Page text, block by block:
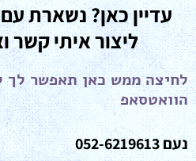
עדיין כאן? נשארת
ליצור איתי קשר
לחיצה ממש כאן תאפשר לך
הוואטסאפ
נעם 052-6219613